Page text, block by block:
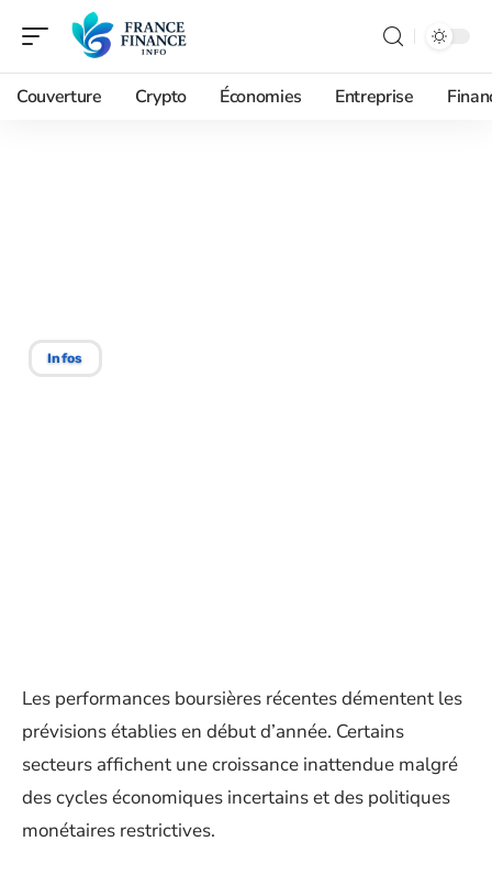
Couverture Crypto Économies Entreprise
Infos
Les performances boursières récentes démentent les
prévisions établies en début d’année. Certains
secteurs affichent une croissance inattendue malgré
des cycles économiques incertains et des politiques
monétaires restrictives.